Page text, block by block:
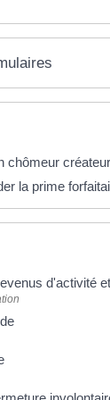
chômeur
la prime
d'activité